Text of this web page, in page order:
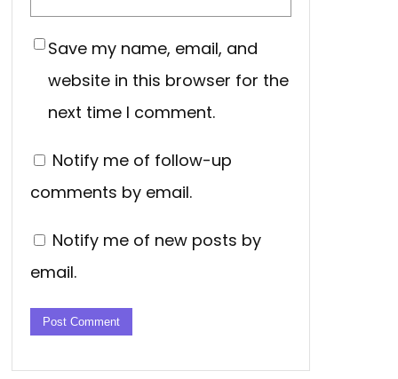
Save my name, email, and
website in this browser for the
next time I comment.
Notify me of follow-up
comments by email.
Notify me of new posts by
email.